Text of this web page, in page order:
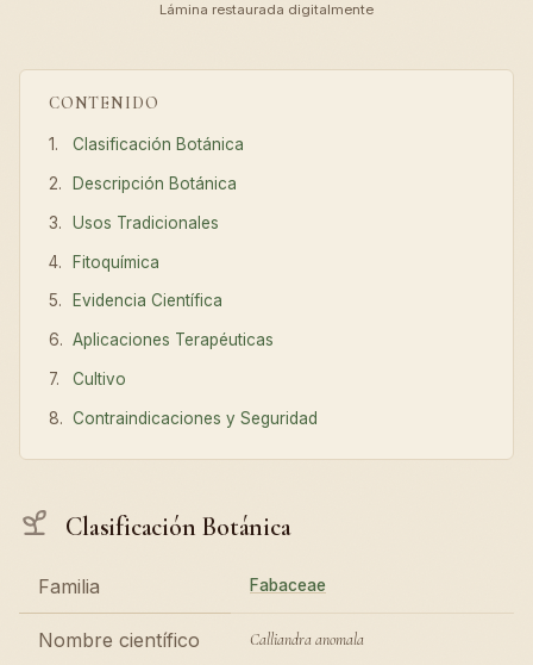
CONTENIDO
Clasificación Botánica
Descripción Botánica
Usos Tradicionales
Fitoquímica
Evidencia Científica
Aplicaciones Terapéuticas
Cultivo
Contraindicaciones y Seguridad
Clasificación Botánica
Familia Fabaceae
Nombre científico Calliandra anomala
Lámina restaurada digitalmente